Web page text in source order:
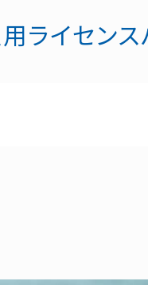
イセンス